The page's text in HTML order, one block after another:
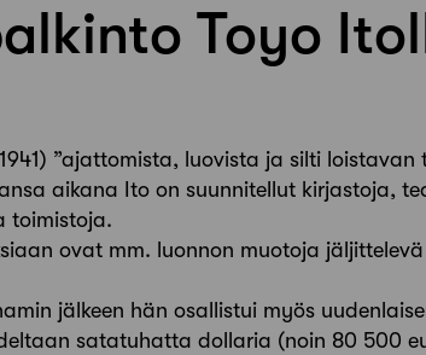
Toyo
”ajattomista, luovista ja silti loistavan
aikana Ito on suunnitellut kirjastoja,
toimistoja.
ovat mm. luonnon muotoja
jälkeen hän osallistui myös
satatuhatta dollaria (noin 80 500